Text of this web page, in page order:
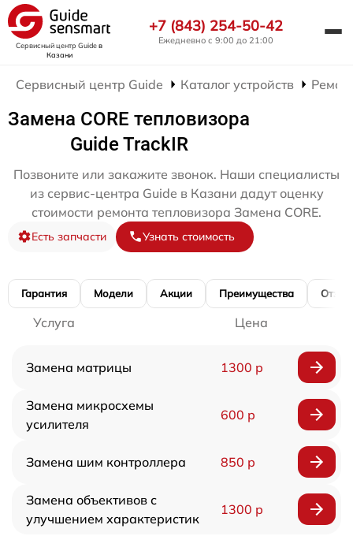
Сервисный центр Guideв
Казани
+7 (843) 254-50-42
Ежедневно с 9:00 до 21:00
Сервисный центр Guide Каталог устройств
Замена CORE тепловизора
Guide TrackIR
Позвоните или закажите звонок. Наши специалисты
из сервис-центра Guide в Казани дадут оценку
стоимости ремонта тепловизора Замена CORE.
Есть запчасти Узнать стоимость
Гарантия Модели Акции Преимущества
Услуга Цена
Замена матрицы 1300 р
Замена микросхемы
усилителя
600 р
Замена шим контроллера 850 р
Замена объективов с
улучшением характеристик
1300 р